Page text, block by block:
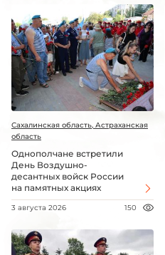
Сахалинская область, Астраханская
область
Однополчане встретили
День Воздушно-
десантных войск России
на памятных акциях
3 августа 2026 150